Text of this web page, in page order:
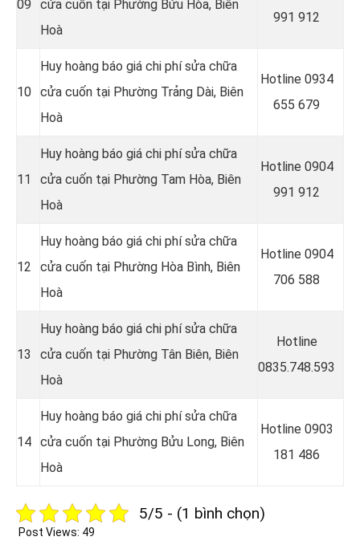
09
cửa cuốn tại Phường Bửu Hòa, Biên
Hoà
991 912
10
Huy hoàng báo giá chi phí sửa chữa
cửa cuốn tại Phường Trảng Dài, Biên
Hoà
Hotline 0934
655 679
11
Huy hoàng báo giá chi phí sửa chữa
cửa cuốn tại Phường Tam Hòa, Biên
Hoà
Hotline 0904
991 912
12
Huy hoàng báo giá chi phí sửa chữa
cửa cuốn tại Phường Hòa Bình, Biên
Hoà
Hotline 0904
706 588
13
Huy hoàng báo giá chi phí sửa chữa
cửa cuốn tại Phường Tân Biên, Biên
Hoà
Hotline
0835.748.593
14
Huy hoàng báo giá chi phí sửa chữa
cửa cuốn tại Phường Bửu Long, Biên
Hoà
Hotline 0903
181 486
5/5 - (1 bình chọn)
Post Views: 49